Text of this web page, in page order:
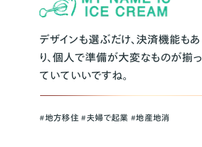
デザインも選ぶだけ、決済機能もあ
り、個人で準備が大変なものが揃っ
ていていいですね。
#地方移住 #夫婦で起業 #地産地消